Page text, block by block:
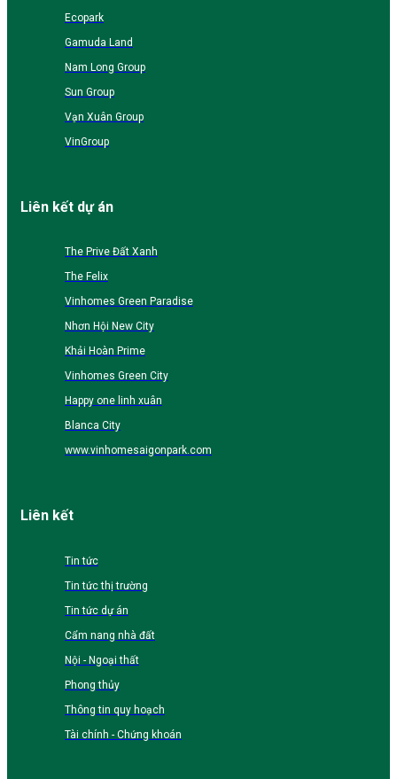
Ecopark
Gamuda Land
Nam Long Group
Sun Group
Vạn Xuân Group
VinGroup
Liên kết dự án
The Prive Đất Xanh
The Felix
Vinhomes Green Paradise
Nhơn Hội New City
Khải Hoàn Prime
Vinhomes Green City
Happy one linh xuân
Blanca City
www.vinhomesaigonpark.com
Liên kết
Tin tức
Tin tức thị trường
Tin tức dự án
Cẩm nang nhà đất
Nội - Ngoại thất
Phong thủy
Thông tin quy hoạch
Tài chính - Chứng khoán